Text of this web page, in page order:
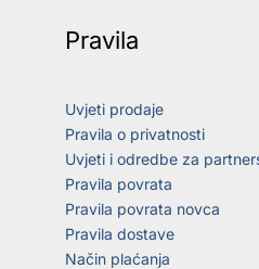
Pravila
Uvjeti prodaje
Pravila o privatnosti
Uvjeti i odredbe za
Pravila povrata
Pravila povrata novca
Pravila dostave
Način plaćanja